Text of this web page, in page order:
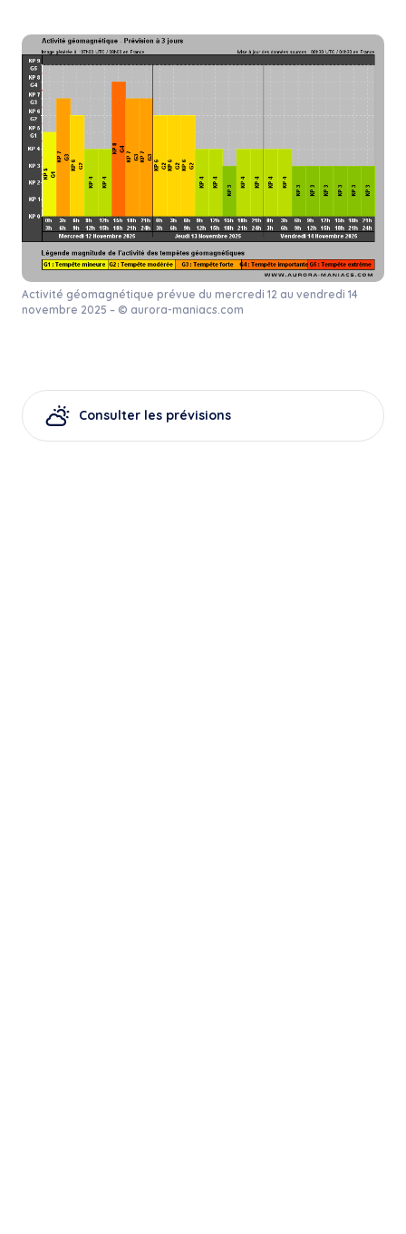
Activité géomagnétique prévue du mercredi 12 au vendredi 14
novembre 2025 – © aurora-maniacs.com
Consulter les prévisions